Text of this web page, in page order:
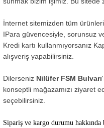
İnternet sitemizden tüm
IPara güvencesiyle, sorunsuz
Kredi kartı kullanmıyorsanız
alışveriş yapabilirsiniz.
Dilerseniz Nilüfer FSM Bulvarı
konseptli mağazamızı ziyaret
seçebilirsiniz.
Sipariş ve kargo durumu